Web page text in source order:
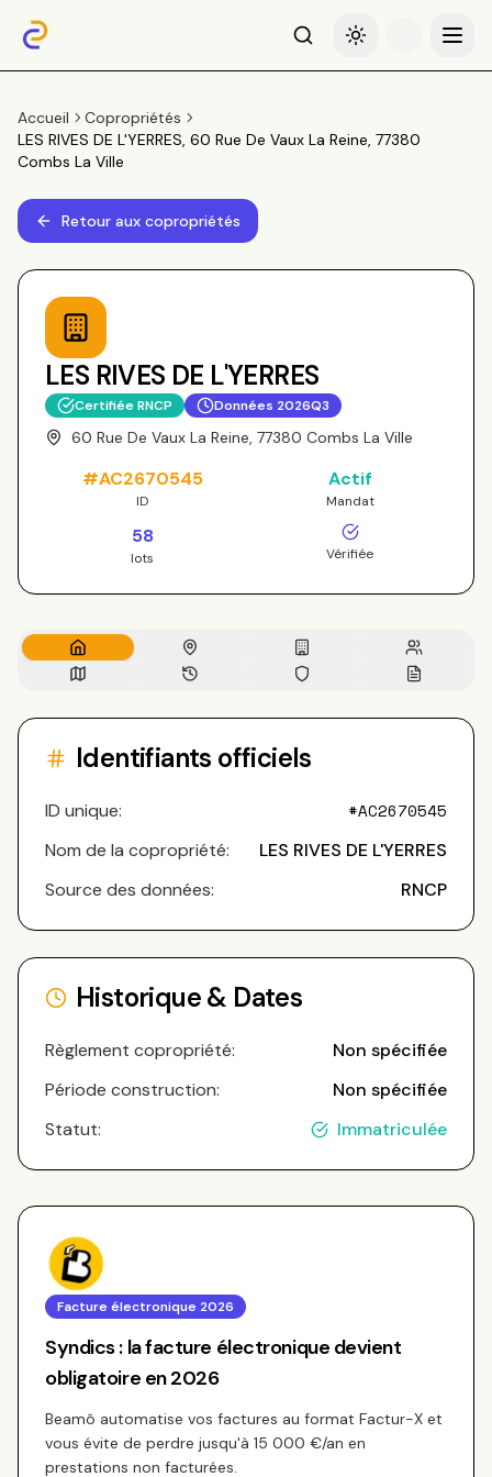
RechercheBasculer le thème
Menu
Accueil
Copropriétés
LES RIVES DE L'YERRES, 60 Rue De Vaux La Reine, 77380
Combs La Ville
Retour aux copropriétés
LES RIVES DE L'YERRES
Certifiée RNCP Données 2026Q3
60 Rue De Vaux La Reine, 77380 Combs La Ville
#AC2670545
ID
Actif
Mandat
58
lots Vérifiée
Identifiants officiels
ID unique: #AC2670545
Nom de la copropriété:
LES RIVES DE L'YERRES
Source des données:
RNCP
Historique & Dates
Règlement copropriété:
Non spécifiée
Période construction:
Non spécifiée
Statut:
Immatriculée
Facture électronique 2026
Syndics : la facture électronique devient
obligatoire en 2026
Beamô automatise vos factures au format Factur-X et
vous évite de perdre jusqu'à 15 000 €/an en
prestations non facturées.